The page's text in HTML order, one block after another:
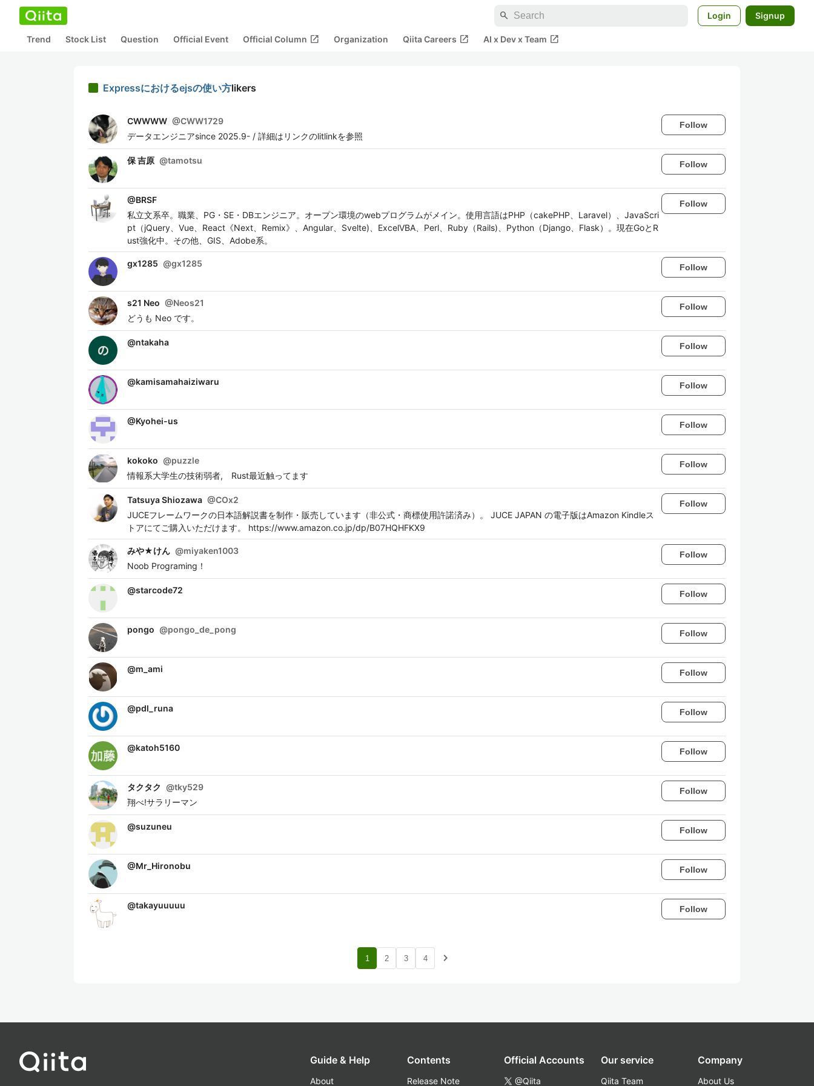
search Login Signup
Trend Stock List Question Official Event Official Column open_in_new Organization Qiita Careers open_in_new AI x Dev x Team open_in_new
Expressにおけるejsの使い方likers
CWWWW @CWW1729
データエンジニアsince 2025.9- / 詳細はリンクのlitlinkを参照
Follow
保 吉原 @tamotsu Follow
@BRSF
私立文系卒。職業、PG・SE・DBエンジニア。オープン環境のwebプログラムがメイン。使用言語はPHP（cakePHP、Laravel）、JavaScri
pt（jQuery、Vue、React《Next、Remix》、Angular、Svelte)、ExcelVBA、Perl、Ruby（Rails)、Python（Django、Flask）。現在GoとR
ust強化中。その他、GIS、Adobe系。
Follow
gx1285 @gx1285 Follow
s21 Neo @Neos21
どうも Neo です。
Follow
@ntakaha Follow
@kamisamahaiziwaru Follow
@Kyohei-us Follow
kokoko @puzzle
情報系大学生の技術弱者, Rust最近触ってます
Follow
Tatsuya Shiozawa @COx2
JUCEフレームワークの日本語解説書を制作・販売しています（非公式・商標使用許諾済み）。 JUCE JAPAN の電子版はAmazon Kindleス
トアにてご購入いただけます。 https://www.amazon.co.jp/dp/B07HQHFKX9
Follow
みや★けん @miyaken1003
Noob Programing！
Follow
@starcode72 Follow
pongo @pongo_de_pong Follow
@m_ami Follow
@pdl_runa Follow
@katoh5160 Follow
タクタク @tky529
翔べ!サラリーマン
Follow
@suzuneu Follow
@Mr_Hironobu Follow
@takayuuuuu Follow
1 2 3 4 navigate_next
Guide & Help
About
Contents
Release Note
Official Accounts
@Qiita
Our service
Qiita Team
Company
About Us